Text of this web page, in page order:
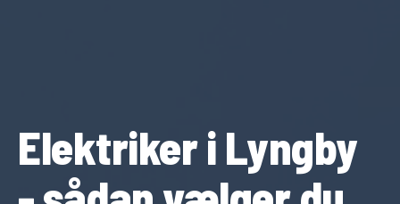
Elektriker i Lyngby